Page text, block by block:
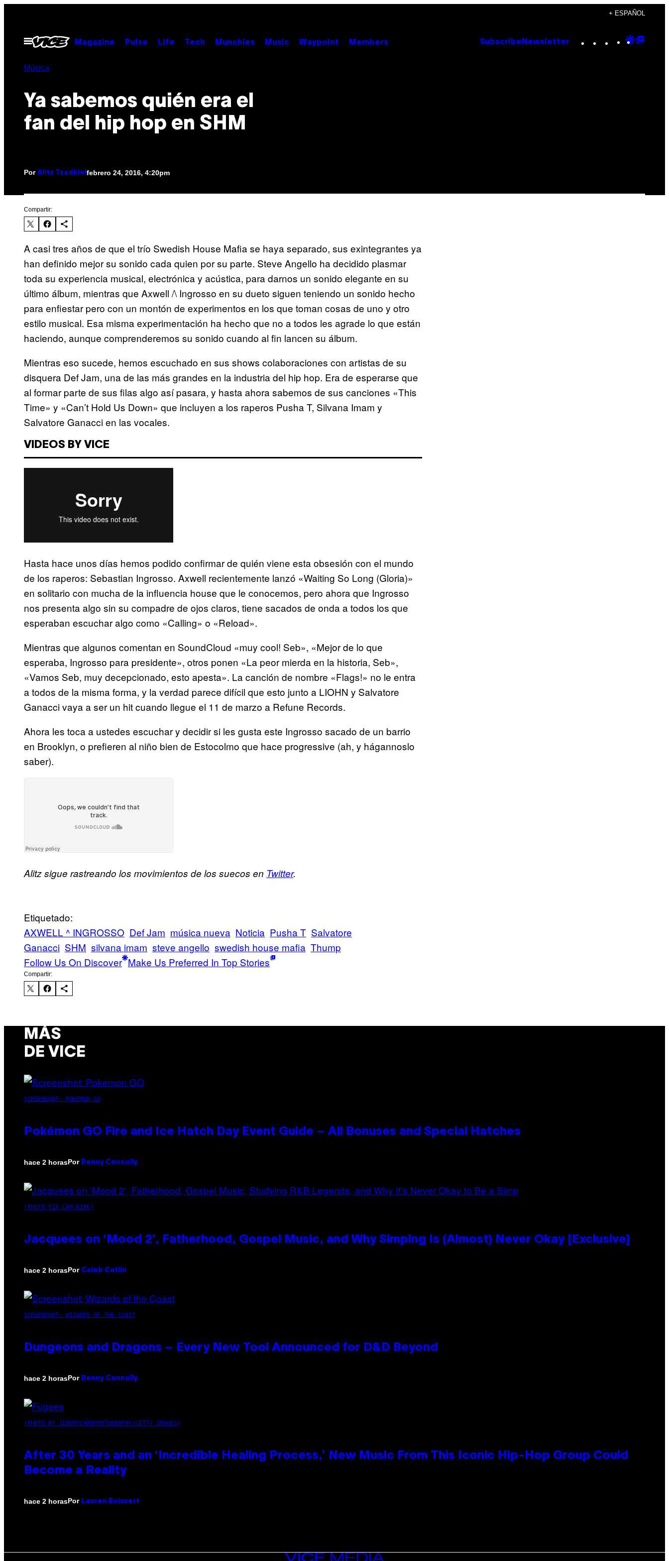
contenido
+ ESPAÑOL
Abrir
Menú
Magazine Pulse Life Tech Munchies Music Waypoint Members Subscribe Newsletter Instagram
TikTok
YouTube
Google
Música
Ya sabemos quién era el
fan del hip hop en SHM
Por Alitz Tzadkiel febrero 24, 2016, 4:20pm
Compartir:
A casi tres años de que el trío Swedish House Mafia se haya separado, sus exintegrantes ya
han definido mejor su sonido cada quien por su parte. Steve Angello ha decidido plasmar
toda su experiencia musical, electrónica y acústica, para darnos un sonido elegante en su
último álbum, mientras que Axwell /\ Ingrosso en su dueto siguen teniendo un sonido hecho
para enfiestar pero con un montón de experimentos en los que toman cosas de uno y otro
estilo musical. Esa misma experimentación ha hecho que no a todos les agrade lo que están
haciendo, aunque comprenderemos su sonido cuando al fin lancen su álbum.
Mientras eso sucede, hemos escuchado en sus shows colaboraciones con artistas de su
disquera Def Jam, una de las más grandes en la industria del hip hop. Era de esperarse que
al formar parte de sus filas algo así pasara, y hasta ahora sabemos de sus canciones «This
Time» y «Can’t Hold Us Down» que incluyen a los raperos Pusha T, Silvana Imam y
Salvatore Ganacci en las vocales.
VIDEOS BY VICE
Hasta hace unos días hemos podido confirmar de quién viene esta obsesión con el mundo
de los raperos: Sebastian Ingrosso. Axwell recientemente lanzó «Waiting So Long (Gloria)»
en solitario con mucha de la influencia house que le conocemos, pero ahora que Ingrosso
nos presenta algo sin su compadre de ojos claros, tiene sacados de onda a todos los que
esperaban escuchar algo como «Calling» o «Reload».
Mientras que algunos comentan en SoundCloud «muy cool! Seb», «Mejor de lo que
esperaba, Ingrosso para presidente», otros ponen «La peor mierda en la historia, Seb»,
«Vamos Seb, muy decepcionado, esto apesta». La canción de nombre «Flags!» no le entra
a todos de la misma forma, y la verdad parece difícil que esto junto a LIOHN y Salvatore
Ganacci vaya a ser un hit cuando llegue el 11 de marzo a Refune Records.
Ahora les toca a ustedes escuchar y decidir si les gusta este Ingrosso sacado de un barrio
en Brooklyn, o prefieren al niño bien de Estocolmo que hace progressive (ah, y hágannoslo
saber).
Alitz sigue rastreando los movimientos de los suecos en Twitter.
Etiquetado:
AXWELL ^ INGROSSO Def Jam música nueva Noticia Pusha T Salvatore
Ganacci SHM silvana imam steve angello swedish house mafia Thump
Follow Us On Discover Make Us Preferred In Top Stories
Compartir:
MÁS
DE VICE
SCREENSHOT: POKEMON GO
Pokémon GO Fire and Ice Hatch Day Event Guide – All Bonuses and Special Hatches
hace 2 horasPor Denny Connolly
(PHOTO VIA CAM KIRK)
Jacquees on ‘Mood 2’, Fatherhood, Gospel Music, and Why Simping Is (Almost) Never Okay [Exclusive]
hace 2 horasPor Caleb Catlin
SCREENSHOT: WIZARDS OF THE COAST
Dungeons and Dragons – Every New Tool Announced for D&D Beyond
hace 2 horasPor Denny Connolly
(PHOTO BY JEREMYCHANPHOTOGRAPHY/GETTY IMAGES)
After 30 Years and an ‘Incredible Healing Process,’ New Music From This Iconic Hip-Hop Group Could
Become a Reality
hace 2 horasPor Lauren Boisvert
VICE